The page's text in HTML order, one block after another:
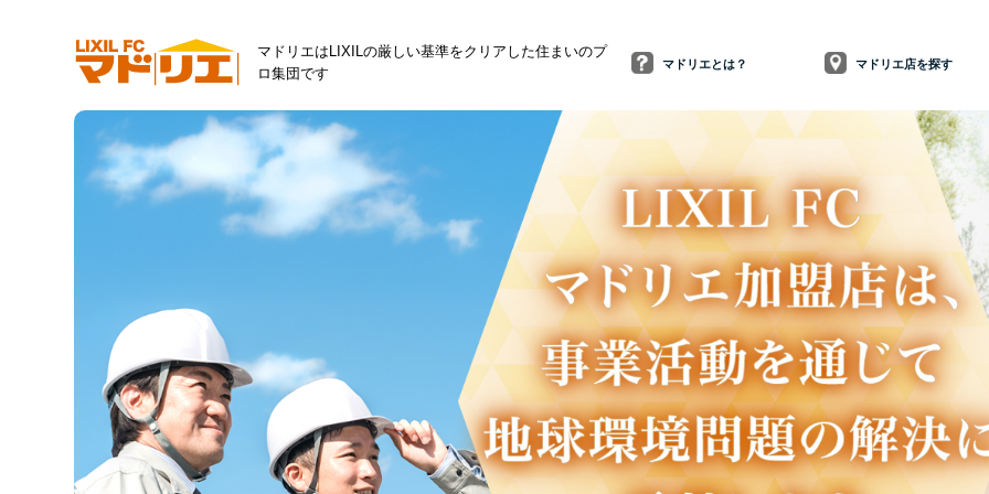
マドリエはLIXILの厳しい基準をクリアした住まいのプ
ロ集団です
マドリエとは？ マドリエ店を探す